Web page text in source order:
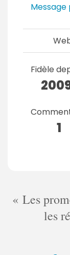
Message
Fidèle
1
Les
les